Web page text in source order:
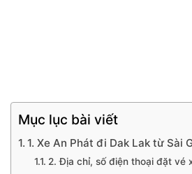
Mục lục bài viết
1. Xe An Phát đi Dak Lak từ Sài
2. Địa chỉ, số điện thoại đặt vé